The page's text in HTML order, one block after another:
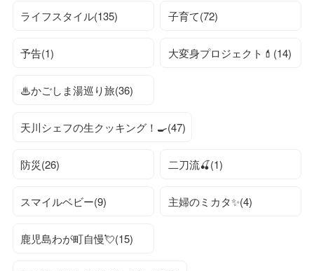
ライフスタイル(135) 子育て(72)
予告(1) 大変身プロジェクト💄(14)
♨かごしま湯巡り旅(36)
天川シェフの生クッキング！🍳(47)
防災(26) 二刀流🍒(1)
スマイルベビー(9) 主婦のミカタ✨(4)
鹿児島わが町自慢💘(15)